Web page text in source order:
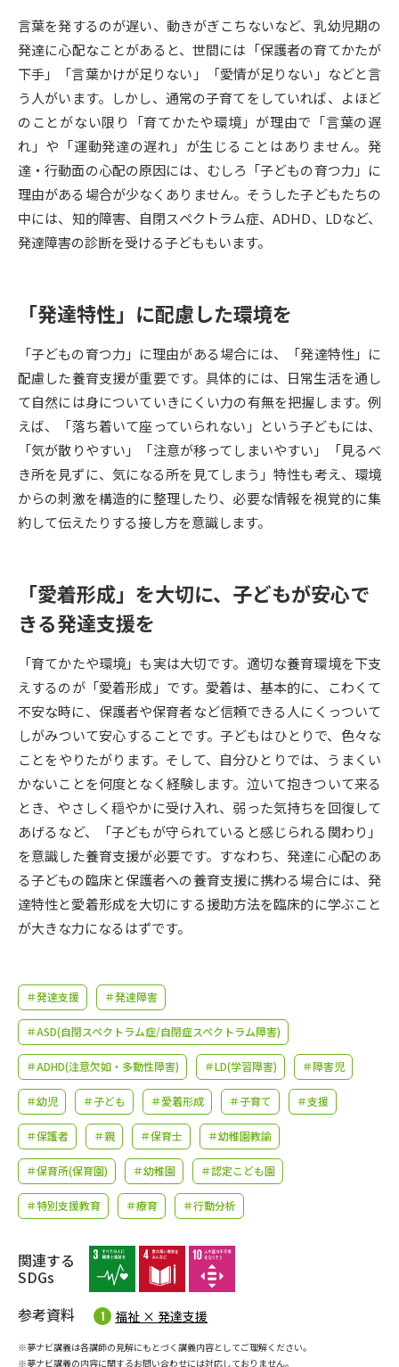
大学研究 大学検索
大学で学べる内容や特徴を調べる
新増設大学・学部・学科特集
国際・グローバルに強い大学特
集
データサイエンス特集 奨学金・特待生制度特集
デジタルパンフレット 進路の３択
（高3生用）
（高2生用）
SELFBRAND特集ページ
オープンキャンパスなどを調べる
オープンキャンパス検索 実施プログラムから探す
来場型・Web型イベント特集 夢ナビライブ
志望校・出願校を調べる
併願校選び 受験スケジュールを立てよう
先輩が入学を決めた理由 テレメール全国一斉進学調査
新生活お役立ちガイド
学問発見 学問検索
大学で学びたい学問発見
学問の教科書 夢ナビライブ
ユーザーサポート
Ｑ＆Ａ よくあるご質問 大学進学IDについて
資料の料金の
お支払いについて
受付内容・発送状況の確認
テレメール
個人情報取扱規定
特定商取引表記
テレメール進学カタログ
訂正のご案内
言葉を発するのが遅い、動きがぎこちないなど、乳幼児期の
発達に心配なことがあると、世間には「保護者の育てかたが
下手」「言葉かけが足りない」「愛情が足りない」などと言
う人がいます。しかし、通常の子育てをしていれば、よほど
のことがない限り「育てかたや環境」が理由で「言葉の遅
れ」や「運動発達の遅れ」が生じることはありません。発
達・行動面の心配の原因には、むしろ「子どもの育つ力」に
理由がある場合が少なくありません。そうした子どもたちの
中には、知的障害、自閉スペクトラム症、ADHD、LDなど、
発達障害の診断を受ける子どももいます。
「発達特性」に配慮した環境を
「子どもの育つ力」に理由がある場合には、「発達特性」に
配慮した養育支援が重要です。具体的には、日常生活を通し
て自然には身についていきにくい力の有無を把握します。例
えば、「落ち着いて座っていられない」という子どもには、
「気が散りやすい」「注意が移ってしまいやすい」「見るべ
き所を見ずに、気になる所を見てしまう」特性も考え、環境
からの刺激を構造的に整理したり、必要な情報を視覚的に集
約して伝えたりする接し方を意識します。
「愛着形成」を大切に、子どもが安心で
きる発達支援を
「育てかたや環境」も実は大切です。適切な養育環境を下支
えするのが「愛着形成」です。愛着は、基本的に、こわくて
不安な時に、保護者や保育者など信頼できる人にくっついて
しがみついて安心することです。子どもはひとりで、色々な
ことをやりたがります。そして、自分ひとりでは、うまくい
かないことを何度となく経験します。泣いて抱きついて来る
とき、やさしく穏やかに受け入れ、弱った気持ちを回復して
あげるなど、「子どもが守られていると感じられる関わり」
を意識した養育支援が必要です。すなわち、発達に心配のあ
る子どもの臨床と保護者への養育支援に携わる場合には、発
達特性と愛着形成を大切にする援助方法を臨床的に学ぶこと
が大きな力になるはずです。
＃発達支援 ＃発達障害
＃ASD(自閉スペクトラム症/自閉症スペクトラム障害)
＃ADHD(注意欠如・多動性障害) ＃LD(学習障害) ＃障害児
＃幼児 ＃子ども ＃愛着形成 ＃子育て ＃支援
＃保護者 ＃親 ＃保育士 ＃幼稚園教諭
＃保育所(保育園) ＃幼稚園 ＃認定こども園
＃特別支援教育 ＃療育 ＃行動分析
関連する
SDGs
参考資料
福祉 × 発達支援
※夢ナビ講義は各講師の見解にもとづく講義内容としてご理解ください。
※夢ナビ講義の内容に関するお問い合わせには対応しておりません。